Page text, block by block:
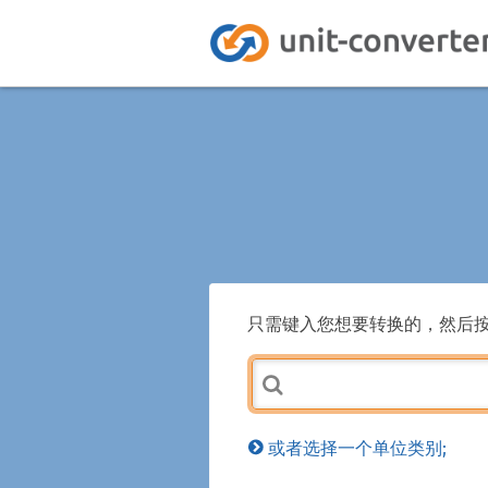
只需键入您想要转换的，然后
或者选择一个单位类别;